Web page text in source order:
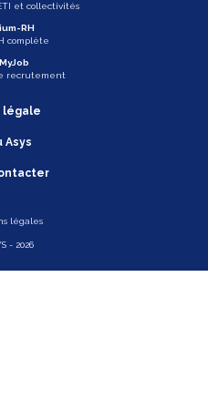
et collectivités
RH
complète
recrutement
légale
Asys
légales
- 2026